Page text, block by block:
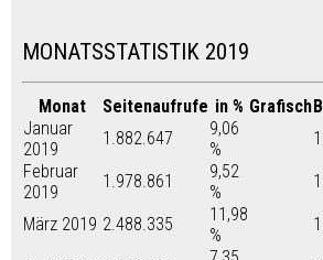
MONATSSTATISTIK 2019
Monat Seitenaufrufe in % Grafisch
Januar
2019
1.882.647
9,06
%
Februar
2019
1.978.861
9,52
%
März 2019 2.488.335
11,98
%